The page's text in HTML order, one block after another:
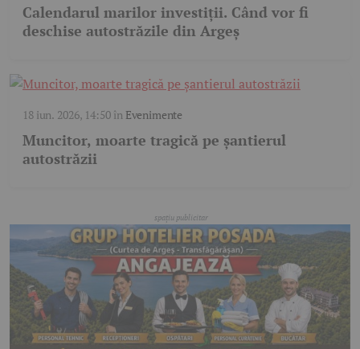
Calendarul marilor investiții. Când vor fi
deschise autostrăzile din Argeș
18 iun. 2026, 14:50în Evenimente
Muncitor, moarte tragică pe șantierul
autostrăzii